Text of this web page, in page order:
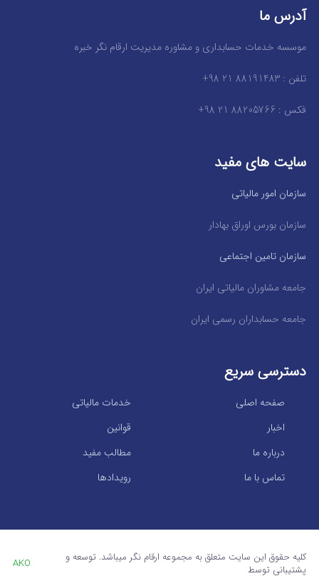
آدرس ما
موسسه خدمات حسابداری و مشاوره مدیریت ارقام نگر خبره
تلفن : 88191483 21 98+
فکس : 88205766 21 98+
سایت های مفید
سازمان امور مالیاتی
سازمان بورس اوراق بهادار
سازمان تامین اجتماعی
جامعه مشاوران مالیاتی ایران
جامعه حسابداران رسمی ایران
دسترسی سریع
خدمات مالیاتی
صفحه اصلی
قوانین
اخبار
مطالب مفید
درباره ما
رویدادها
تماس با ما
کلیه حقوق این سایت متعلق به مجموعه ارقام نگر میباشد. توسعه و
پشتیبانی توسط
AKO